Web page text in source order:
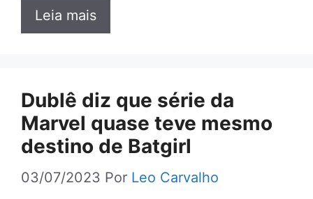
Leia mais
Dublê diz que série da
Marvel quase teve mesmo
destino de Batgirl
03/07/2023 Por Leo Carvalho